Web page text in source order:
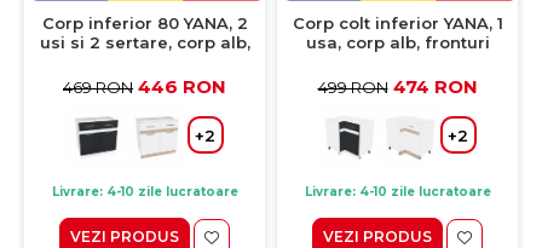
Corp inferior 80 YANA, 2
usi si 2 sertare, corp alb,
cm
469 RON 446 RON
+2
Livrare: 4-10 zile lucratoare
VEZI PRODUS
Corp colt inferior YANA, 1
usa, corp alb, fronturi
deschis, 90x62x77 cm
499 RON 474 RON
+2
Livrare: 4-10 zile lucratoare
VEZI PRODUS